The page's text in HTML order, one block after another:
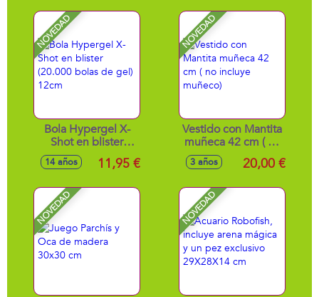
Modelos surtidos
NOVEDAD
Bola Hypergel X-
Shot en blister
(20.000 bolas de
gel) 12cm
14 años 11,95 €
NOVEDAD
Vestido con Mantita
muñeca 42 cm ( no
incluye muñeco)
3 años 20,00 €
NOVEDAD NOVEDAD